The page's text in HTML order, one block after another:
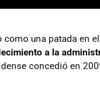
como una patada en
a la
concedió en